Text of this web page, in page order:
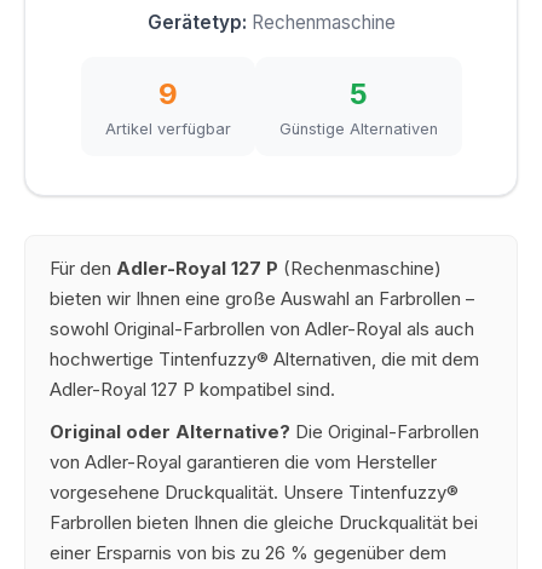
Gerätetyp: Rechenmaschine
9
Artikel verfügbar
5
Günstige Alternativen
Für den Adler-Royal 127 P (Rechenmaschine)
bieten wir Ihnen eine große Auswahl an Farbrollen –
sowohl Original-Farbrollen von Adler-Royal als auch
hochwertige Tintenfuzzy® Alternativen, die mit dem
Adler-Royal 127 P kompatibel sind.
Original oder Alternative? Die Original-Farbrollen
von Adler-Royal garantieren die vom Hersteller
vorgesehene Druckqualität. Unsere Tintenfuzzy®
Farbrollen bieten Ihnen die gleiche Druckqualität bei
einer Ersparnis von bis zu 26 % gegenüber dem